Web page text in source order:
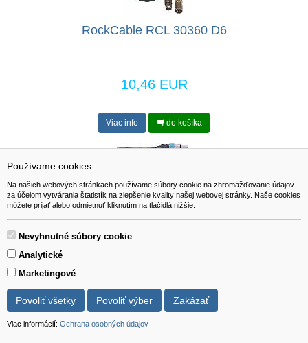
Používame cookies
Na našich webových stránkach používame súbory cookie na zhromažďovanie údajov
za účelom vytvárania štatistík na zlepšenie kvality našej webovej stránky. Naše cookies
môžete prijať alebo odmietnuť kliknutím na tlačidlá nižšie.
Nevyhnutné súbory cookie
Analytické
Marketingové
Povoliť všetky Povoliť výber Zakázať
Viac informácií: Ochrana osobných údajov
RockCable RCL 30360 D6
10,46 EUR
Viac info do košíka
Cordial CCM 7,5 FM
12,00 EUR
RockCable RCL 30315 D6